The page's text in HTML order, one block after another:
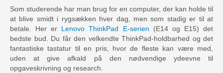
Som studerende har man brug for en computer, der kan holde til
at blive smidt i rygsækken hver dag, men som stadig er til at
betale. Her er Lenovo ThinkPad E-serien (E14 og E15) det
bedste bud. Du får den velkendte ThinkPad-holdbarhed og det
fantastiske tastatur til en pris, hvor de fleste kan være med,
uden at give afkald på den nødvendige ydeevne til
opgaveskrivning og research.